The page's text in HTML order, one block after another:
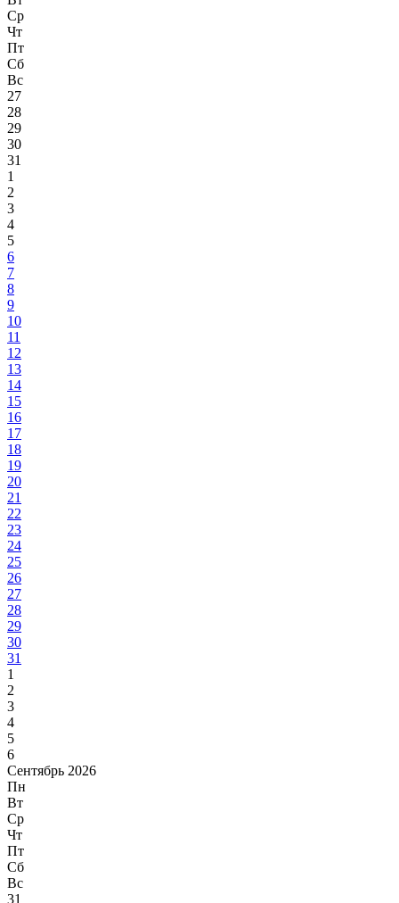
Ср
Чт
Пт
Сб
Вс
27
28
29
30
31
1
2
3
4
5
6
7
8
9
10
11
12
13
14
15
16
17
18
19
20
21
22
23
24
25
26
27
28
29
30
31
1
2
3
4
5
6
Сентябрь 2026
Пн
Вт
Ср
Чт
Пт
Сб
Вс
31